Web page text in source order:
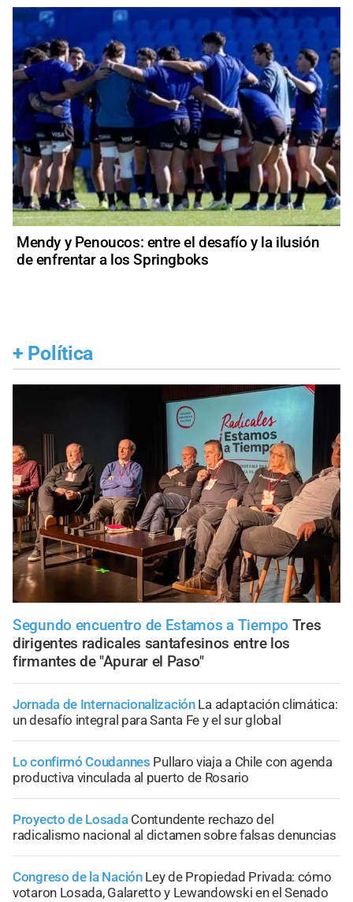
Mendy y Penoucos: entre el desafío y la ilusión
de enfrentar a los Springboks
+ Política
Segundo encuentro de Estamos a Tiempo Tres
dirigentes radicales santafesinos entre los
firmantes de "Apurar el Paso"
Jornada de Internacionalización La adaptación climática:
un desafío integral para Santa Fe y el sur global
Lo confirmó Coudannes Pullaro viaja a Chile con agenda
productiva vinculada al puerto de Rosario
Proyecto de Losada Contundente rechazo del
radicalismo nacional al dictamen sobre falsas denuncias
Congreso de la Nación Ley de Propiedad Privada: cómo
votaron Losada, Galaretto y Lewandowski en el Senado